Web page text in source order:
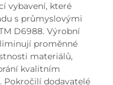
vybavení, které
s průmyslovými
D6988. Výrobní
proměnné
materiálů,
kvalitním
Pokročilí dodavatelé